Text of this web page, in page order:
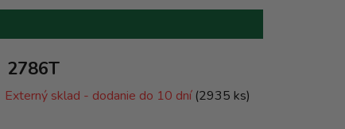
2786T
Externý sklad - dodanie do 10 dní (2935 ks)